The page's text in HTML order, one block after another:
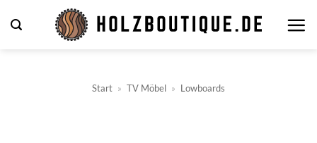
Inhalt
Start » TV Möbel » Lowboards